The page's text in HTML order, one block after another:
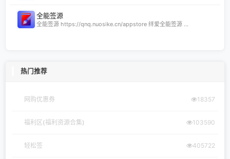
全能签源
全能签源 https://qnq.nuosike.cn/appstore 绊爱全能签源 ...
热门推荐
网购优惠券 18357
福利区(福利资源合集) 103590
轻松签 405722